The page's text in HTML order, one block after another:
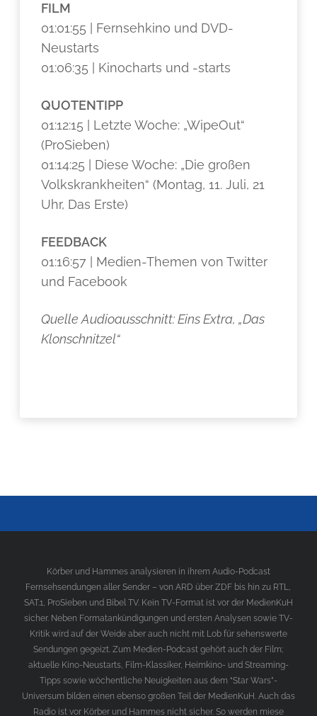
FILM
01:01:55 | Fernsehkino und DVD-
Neustarts
01:06:35 | Kinocharts und -starts
QUOTENTIPP
01:12:15 | Letzte Woche: „WipeOut“
(ProSieben)
01:14:25 | Diese Woche: „Die großen
Volkskrankheiten“ (Montag, 11. Juli, 21
Uhr, Das Erste)
FEEDBACK
01:16:57 | Medien-Themen von Twitter
und Facebook
Quelle Audioausschnitt: Eins Extra, „Das
Klonschnitzel“
Körber und Hammes analysieren in ihrem Audio-Podcast
Fernsehsendungen aller Sender – von ARD über ZDF bis hin zu RTL,
SAT.1, ProSieben und Bibel TV. Kein TV-Format ist vor der MedienKuH
sicher. Neben Formatankündigungen und ersten Analysen sowie TV-
Kritik wird auf der Weide aber auch nicht mit Lob für sehenswerte
Sendungen gegeizt. Zum Medien-Podcast gehört auch der Film;
aktuelle Kino-Neustarts, Film-Klassiker, Heimkino- und Streaming-
Tipps sowie wöchentliche Neuigkeiten aus dem “Star Wars”-
Universum bilden einen ebenso großen Teil der MedienKuH. Auch das
Radio ist vor Körber und Hammes nicht sicher. So werden miese